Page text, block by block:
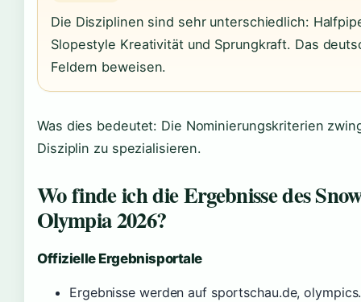
Die Disziplinen sind sehr unterschiedlich:
Slopestyle Kreativität und Sprungkraft. Das
Feldern beweisen.
Was dies bedeutet: Die Nominierungskriterien
Disziplin zu spezialisieren.
Wo finde ich die Ergebnisse des
Olympia 2026?
Offizielle Ergebnisportale
Ergebnisse werden auf sportschau.de,